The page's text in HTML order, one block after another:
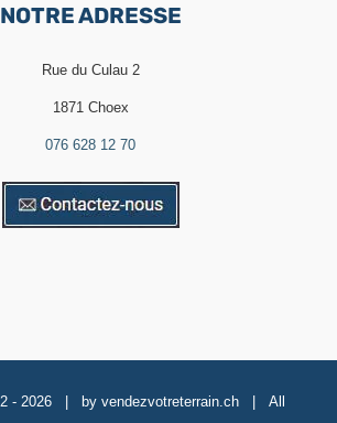
NOTRE ADRESSE
Rue du Culau 2
1871 Choex
076 628 12 70
- 2026 | by vendezvotreterrain.ch| All